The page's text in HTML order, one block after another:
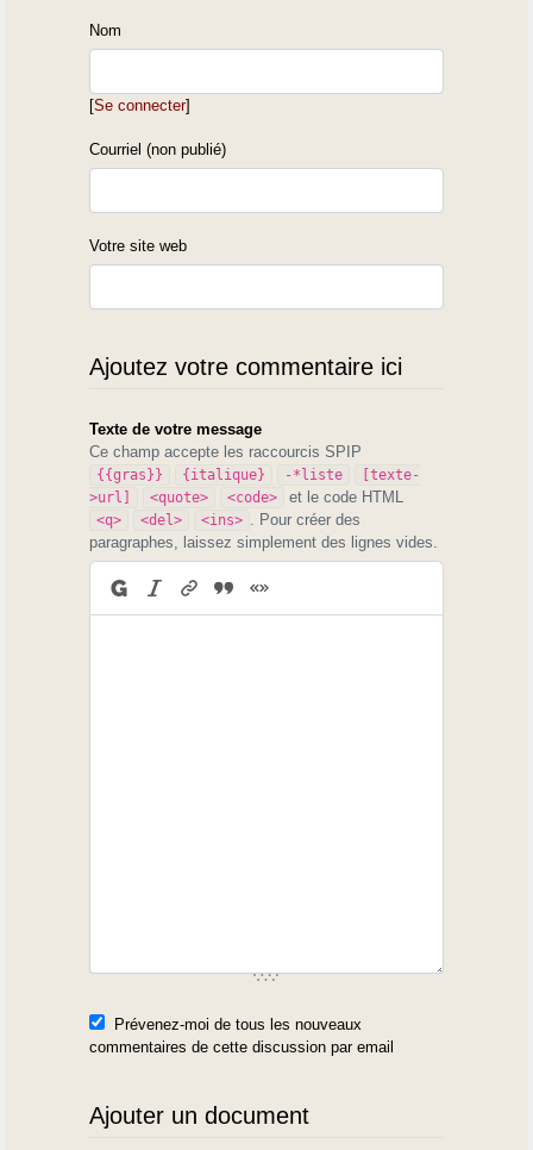
Nom
[Se connecter]
Courriel (non publié)
Votre site web
Ajoutez votre commentaire ici
Texte de votre message
Ce champ accepte les raccourcis SPIP
{{gras}} {italique} -*liste
[texte-
>url]
<quote> <code> et le code HTML
<q> <del> <ins>
. Pour créer des
paragraphes, laissez simplement des lignes vides.
Prévenez-moi de tous les nouveaux
commentaires de cette discussion par email
Ajouter un document